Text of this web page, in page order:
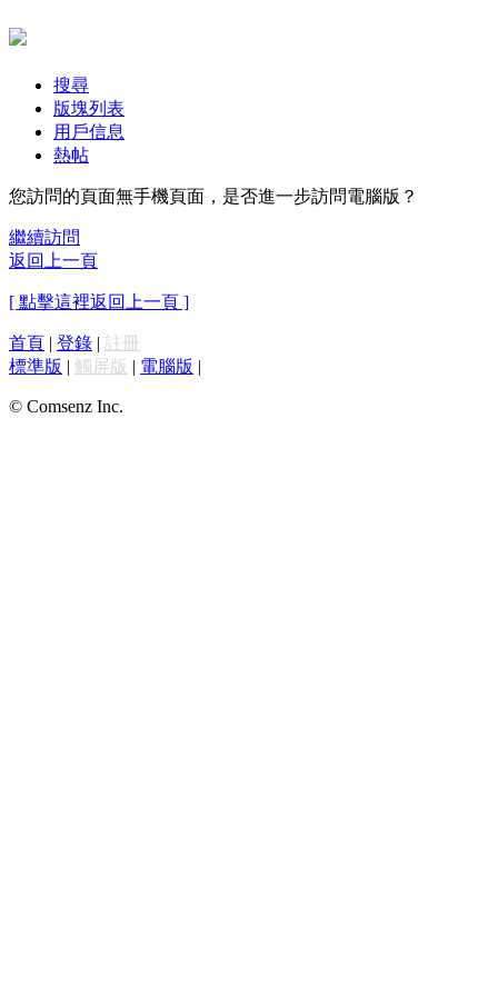
搜尋
版塊列表
用戶信息
熱帖
您訪問的頁面無手機頁面，是否進一步訪問電腦版？
繼續訪問
返回上一頁
[ 點擊這裡返回上一頁 ]
首頁 | 登錄 | 註冊
標準版 | 觸屏版 | 電腦版 |
© Comsenz Inc.